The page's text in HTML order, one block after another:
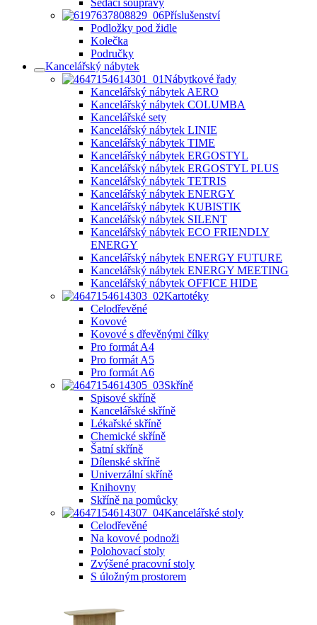
Sedací soupravy
Příslušenství
Podložky pod židle
Kolečka
Područky
Kancelářský nábytek
Nábytkové řady
Kancelářský nábytek AERO
Kancelářský nábytek COLUMBA
Kancelářské sety
Kancelářský nábytek LINIE
Kancelářský nábytek TIME
Kancelářský nábytek ERGOSTYL
Kancelářský nábytek ERGOSTYL PLUS
Kancelářský nábytek TETRIS
Kancelářský nábytek ENERGY
Kancelářský nábytek KUBISTIK
Kancelářský nábytek SILENT
Kancelářský nábytek ECO FRIENDLY
ENERGY
Kancelářský nábytek ENERGY FUTURE
Kancelářský nábytek ENERGY MEETING
Kancelářský nábytek OFFICE HIDE
Kartotéky
Celodřevěné
Kovové
Kovové s dřevěnými čílky
Pro formát A4
Pro formát A5
Pro formát A6
Skříně
Spisové skříně
Kancelářské skříně
Lékařské skříně
Chemické skříně
Šatní skříně
Dílenské skříně
Univerzální skříně
Knihovny
Skříně na pomůcky
Kancelářské stoly
Celodřevěné
Na kovové podnoži
Polohovací stoly
Zvýšené pracovní stoly
S úložným prostorem